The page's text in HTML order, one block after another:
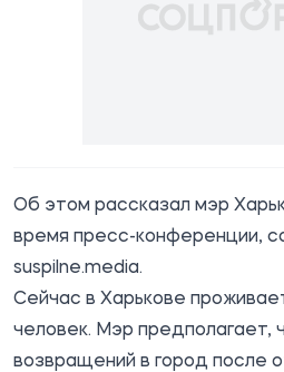
Об этом рассказал мэр
время пресс-конференции,
suspilne.media.
Сейчас в Харькове
человек. Мэр предполагает,
возвращений в город после